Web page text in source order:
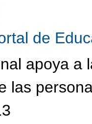
de
apoya a
las